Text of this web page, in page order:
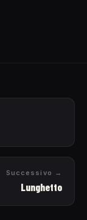
Successivo →
Lunghetto